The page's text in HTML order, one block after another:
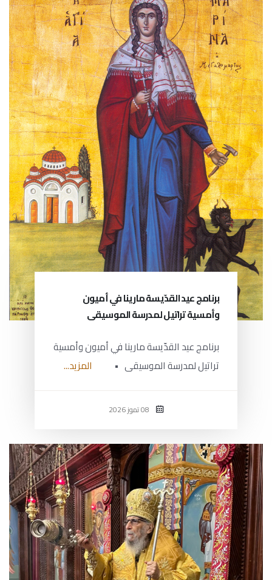
برنامج عيد القدّيسة مارينا في أميون
وأمسية تراتيل لمدرسة الموسيقى
برنامج عيد القدّيسة مارينا في أميون وأمسية
تراتيل لمدرسة الموسيقى • المزيد...